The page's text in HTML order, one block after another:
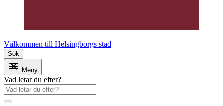
Välkommen till Helsingborgs stad
Sök
Meny
Vad letar du efter?